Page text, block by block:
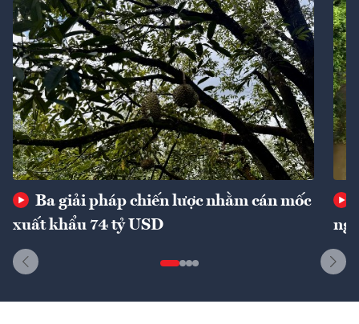
Ba giải pháp chiến lược nhằm cán mốc
xuất khẩu 74 tỷ USD